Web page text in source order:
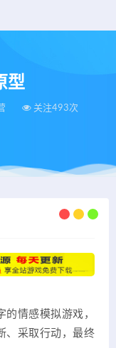
型
关注493次
的情感模拟游戏，
、采取行动，最终